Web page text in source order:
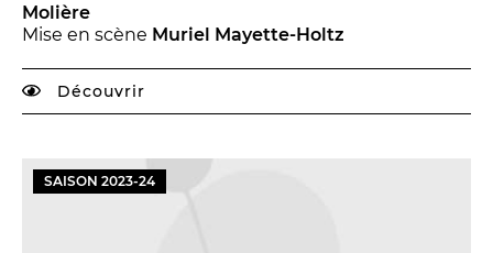
Molière
Mise en scène Muriel Mayette-Holtz
Découvrir
SAISON 2023-24